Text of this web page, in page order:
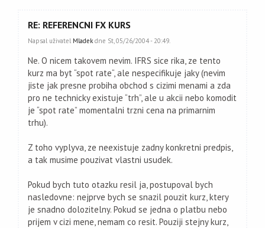
RE: REFERENCNI FX KURS
Napsal uživatel Mladek dne St, 05/26/2004 - 20:49.
Ne. O nicem takovem nevim. IFRS sice rika, ze tento
kurz ma byt “spot rate“, ale nespecifikuje jaky (nevim
jiste jak presne probiha obchod s cizimi menami a zda
pro ne technicky existuje “trh”, ale u akcii nebo komodit
je “spot rate” momentalni trzni cena na primarnim
trhu).
Z toho vyplyva, ze neexistuje zadny konkretni predpis,
a tak musime pouzivat vlastni usudek.
Pokud bych tuto otazku resil ja, postupoval bych
nasledovne: nejprve bych se snazil pouzit kurz, ktery
je snadno dolozitelny. Pokud se jedna o platbu nebo
prijem v cizi mene, nemam co resit. Pouziji stejny kurz,